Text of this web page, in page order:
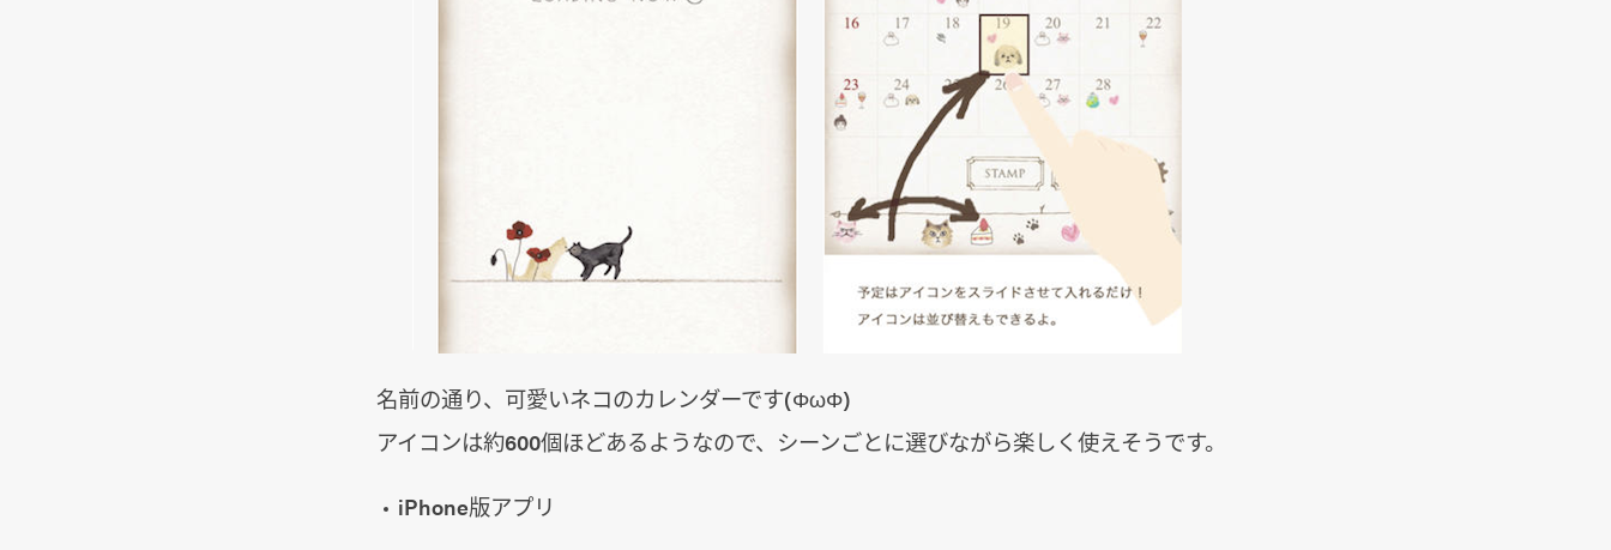
名前の通り、可愛いネコのカレンダーです(ΦωΦ)
アイコンは約600個ほどあるようなので、シーンごとに選びながら楽しく使えそうです。
iPhone版アプリ